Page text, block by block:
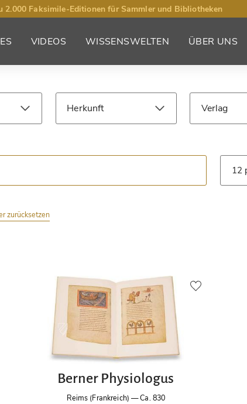
2.000 Faksimile-Editionen für Sammler und Bibliotheken
VIDEOS WISSENSWELTEN ÜBER UNS
Herkunft Verlag
Bibliothek Art
zurücksetzen
Berner Physiologus
Reims (Frankreich) —Ca. 830